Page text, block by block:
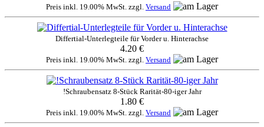
Preis inkl. 19.00% MwSt. zzgl. Versand
Differtial-Unterlegteile für Vorder u. Hinterachse
4.20 €
Preis inkl. 19.00% MwSt. zzgl. Versand
!Schraubensatz 8-Stück Rarität-80-iger Jahr
1.80 €
Preis inkl. 19.00% MwSt. zzgl. Versand